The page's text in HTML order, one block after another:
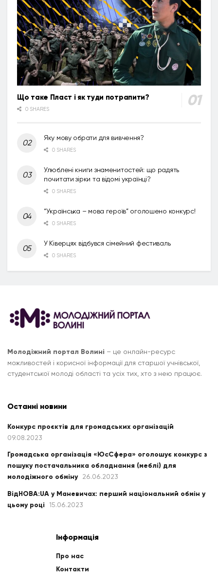
Що таке Пласт і як туди потрапити?
0 SHARES
Яку мову обрати для вивчення?
0 SHARES
Улюблені книги знаменитостей: що радять
почитати зірки та відомі українці?
0 SHARES
“Українська – мова героїв” оголошено конкурс!
0 SHARES
У Ківерцях відбувся сімейний фестиваль
0 SHARES
Молодіжний портал Волині – це онлайн-ресурс
можливостей і корисної інформації для старшої учнівської,
студентської молоді області та усіх тих, хто з нею працює.
Останні новини
Конкурс проєктів для громадських організацій
09.08.2023
Громадська організація «ЮсСфера» оголошує конкурс з
пошуку постачальника обладнання (меблі) для
молодіжного обміну
26.06.2023
ВідНОВА:UA у Маневичах: перший національний обмін у
цьому році
15.06.2023
Інформація
Про нас
Контакти